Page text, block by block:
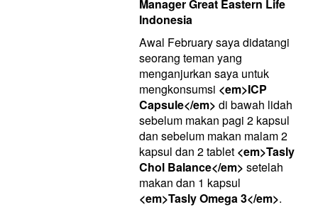
Manager Great Eastern Life
Indonesia
Awal February saya didatangi
seorang teman yang
menganjurkan saya untuk
mengkonsumsi <em>ICP
Capsule</em> di bawah lidah
sebelum makan pagi 2 kapsul
dan sebelum makan malam 2
kapsul dan 2 tablet <em>Tasly
Chol Balance</em> setelah
makan dan 1 kapsul
<em>Tasly Omega 3</em>.